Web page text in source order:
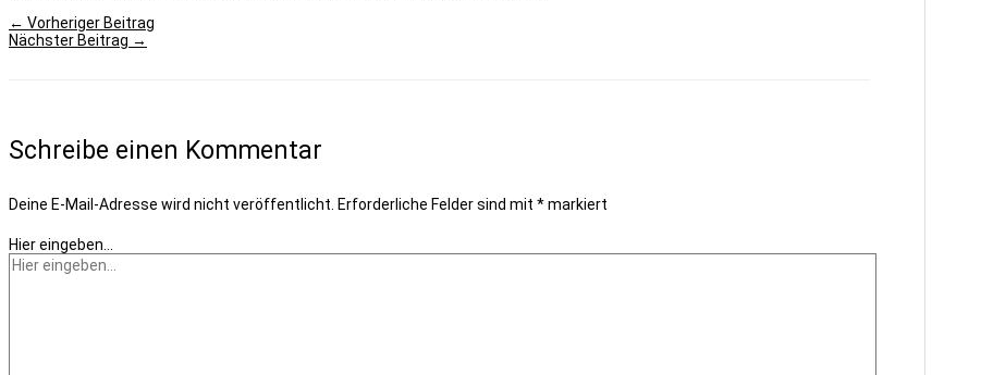
← Vorheriger Beitrag
Nächster Beitrag →
Schreibe einen Kommentar
Deine E-Mail-Adresse wird nicht veröffentlicht. Erforderliche Felder sind mit *markiert
Hier eingeben…